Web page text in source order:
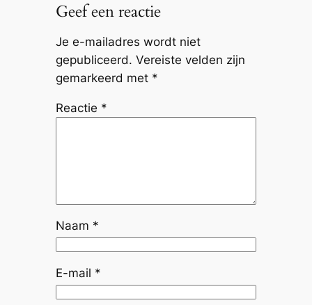
Geef een reactie
Je e-mailadres wordt niet
gepubliceerd. Vereiste velden zijn
gemarkeerd met *
Reactie *
Naam *
E-mail *